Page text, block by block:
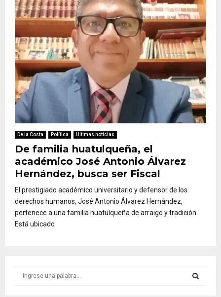
De la Costa Política Ultimas noticias
De familia huatulqueña, el
académico José Antonio Álvarez
Hernández, busca ser Fiscal
El prestigiado académico universitario y defensor de los
derechos humanos, José Antonio Álvarez Hernández,
pertenece a una familia huatulqueña de arraigo y tradición.
Está ubicado